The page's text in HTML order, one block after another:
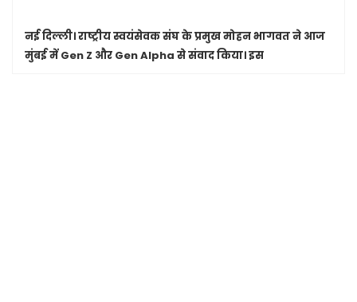
नई दिल्ली।राष्ट्रीय स्वयंसेवक संघ के प्रमुख मोहन भागवत ने आज
मुंबई में Gen Z और Gen Alpha से संवाद किया। इस